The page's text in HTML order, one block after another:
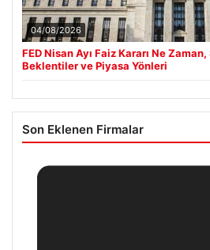
04/08/2026
FED Nisan Ayı Faiz Kararı Ne
Beklentiler ve Piyasa Yönleri
Son Eklenen Firmalar